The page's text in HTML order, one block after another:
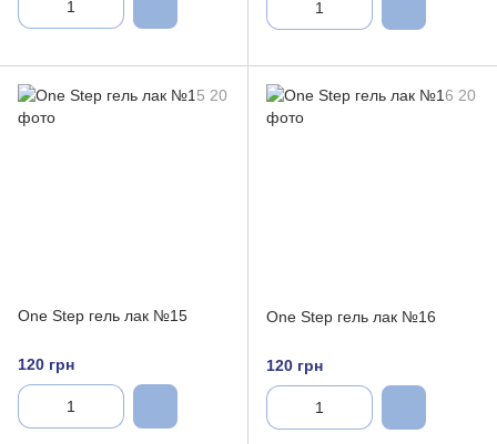
One Step гель лак №15
120 грн
One Step гель лак №16
120 грн